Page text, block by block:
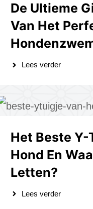
De Ultieme
Van Het
Lees verder
Het Beste
Hond En
Letten?
Lees verder